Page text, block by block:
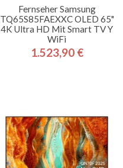
Fernseher Samsung
TQ65S85FAEXXC OLED 65"
4K Ultra HD Mit Smart TV Y
WiFi
Preis
1.523,90 €